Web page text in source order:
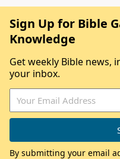
Sign Up for Bible
Knowledge
Get weekly Bible news,
your inbox.
By submitting your email